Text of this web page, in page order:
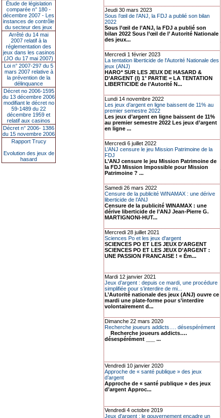
Étude de législation
comparée n° 180 -
décembre 2007 - Les
instances de contrôle
du secteur des jeux
Arrêté du 14 mai
2007 relatif à la
réglementation des
jeux dans les casinos
(JO du 17 mai 2007)
Loi n° 2007-297 du 5
mars 2007 relative à
la prévention de la
délinquance
Décret no 2006-1595
du 13 décembre 2006
modifiant le décret no
59-1489 du 22
décembre 1959 et
relatif aux casinos
Décret n° 2006- 1386
du 15 novembre 2006
Rapport Trucy
Evolution des jeux de
hasard
Jeudi 30 mars 2023
Sous l’œil de l’ANJ, la FDJ a publié son bilan
2022
Sous l’œil de l’ANJ, la FDJ a publié son
bilan 2022 Sous l’œil de l’ Autorité Nationale
des jeux...
Mercredi 1 février 2023
La tentation liberticide de l'Autorité Nationale des
jeux (ANJ)
HARO* SUR LES JEUX DE HASARD &
D’ARGENT (I) 1° PARTIE = LA TENTATION
LIBERTICIDE de l’Autorité N...
Lundi 14 novembre 2022
Les jeux d’argent en ligne baissent de 11% au
premier semestre 2022
Les jeux d’argent en ligne baissent de 11%
au premier semestre 2022 Les jeux d’argent
en ligne ...
Mercredi 6 juillet 2022
L’ANJ censure le jeu Mission Patrimoine de la
FDJ
L’ANJ censure le jeu Mission Patrimoine de
la FDJ Mission Impossible pour Mission
Patrimoine ? ...
Samedi 26 mars 2022
Censure de la publicité WINAMAX : une dérive
liberticide de l’ANJ
Censure de la publicité WINAMAX : une
dérive liberticide de l’ANJ Jean-Pierre G.
MARTIGNONI-HUT...
Mercredi 28 juillet 2021
Sciences Po et les jeux d'argent
SCIENCES PO ET LES JEUX D’ARGENT
SCIENCES PO ET LES JEUX D’ARGENT :
UNE PASSION FRANCAISE ! « Ém...
Mardi 12 janvier 2021
Jeux d’argent : depuis ce mardi, une procédure
simplifiée pour s’interdire de mi...
L’Autorité nationale des jeux (ANJ) ouvre ce
mardi une plate-forme pour s’interdire
volontairement d...
Dimanche 22 mars 2020
Recherche joueurs addicts…. désespérément
Recherche joueurs addicts….
désespérément ___ ...
Vendredi 10 janvier 2020
Approche de « santé publique » des jeux
d’argent
Approche de « santé publique » des jeux
d’argent Approc...
Vendredi 4 octobre 2019
Jeux d'argent : le gouvernement encadre un